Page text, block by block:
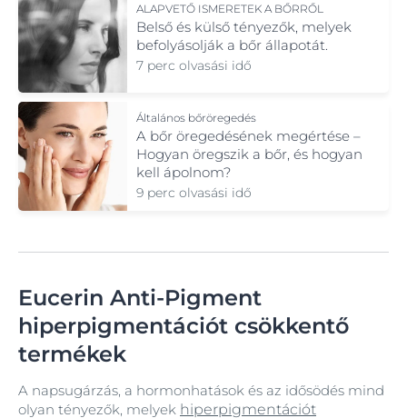
ALAPVETŐ ISMERETEK A BŐRRŐL
Belső és külső tényezők, melyek
befolyásolják a bőr állapotát.
7 perc olvasási idő
Általános bőröregedés
A bőr öregedésének megértése –
Hogyan öregszik a bőr, és hogyan
kell ápolnom?
9 perc olvasási idő
Eucerin Anti-Pigment
hiperpigmentációt csökkentő
termékek
A napsugárzás, a hormonhatások és az idősödés mind
olyan tényezők, melyek hiperpigmentációt